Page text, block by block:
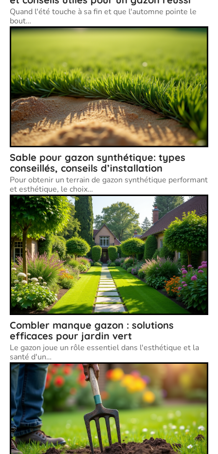
Quand l'été touche à sa fin et que l'automne pointe le
bout…
Sable pour gazon synthétique: types
conseillés, conseils d’installation
Pour obtenir un terrain de gazon synthétique performant
et esthétique, le choix…
Combler manque gazon : solutions
efficaces pour jardin vert
Le gazon joue un rôle essentiel dans l'esthétique et la
santé d'un…